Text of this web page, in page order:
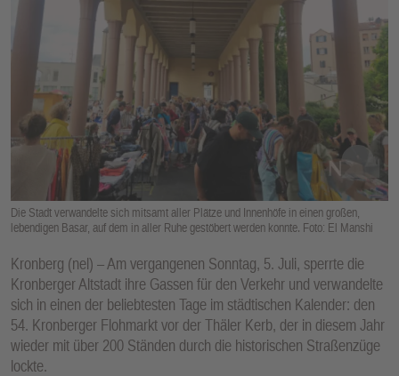
Die Stadt verwandelte sich mitsamt aller Plätze und Innenhöfe in einen großen,
lebendigen Basar, auf dem in aller Ruhe gestöbert werden konnte. Foto: El Manshi
Kronberg (nel) – Am vergangenen Sonntag, 5. Juli, sperrte die
Kronberger Altstadt ihre Gassen für den Verkehr und verwandelte
sich in einen der beliebtesten Tage im städtischen Kalender: den
54. Kronberger Flohmarkt vor der Thäler Kerb, der in diesem Jahr
wieder mit über 200 Ständen durch die historischen Straßenzüge
lockte.
K
TI
O
N
E
N